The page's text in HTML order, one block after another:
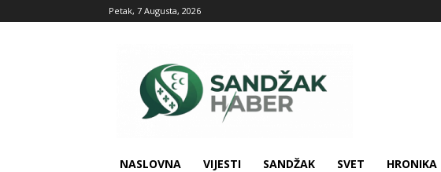
Petak, 7 Augusta, 2026
NASLOVNA VIJESTI SANDŽAK SVET HRONIKA